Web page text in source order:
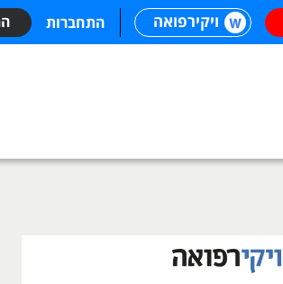
ויקירפואה התחברות